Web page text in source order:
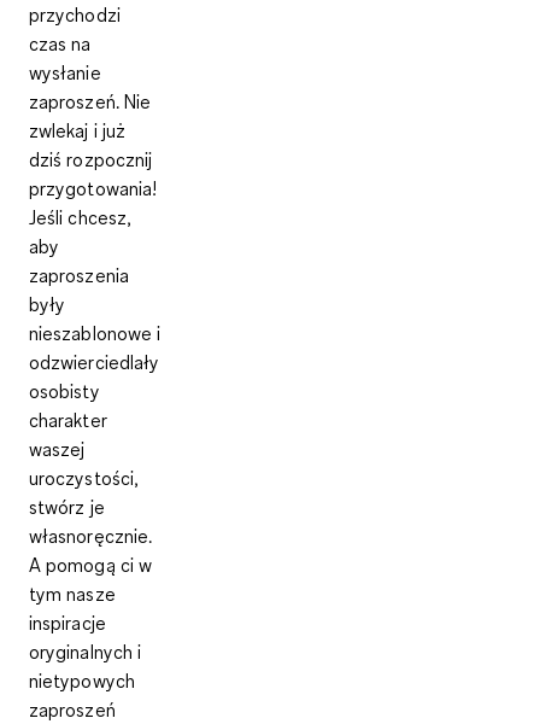
przychodzi
czas na
wysłanie
zaproszeń. Nie
zwlekaj i już
dziś rozpocznij
przygotowania!
Jeśli chcesz,
aby
zaproszenia
były
nieszablonowe i
odzwierciedlały
osobisty
charakter
waszej
uroczystości,
stwórz je
własnoręcznie.
A pomogą ci w
tym nasze
inspiracje
oryginalnych i
nietypowych
zaproszeń